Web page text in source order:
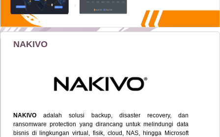
NAKIVO
NAKIVO adalah solusi backup, disaster recovery, dan
ransomware protection yang dirancang untuk melindungi data
bisnis di lingkungan virtual, fisik, cloud, NAS, hingga Microsoft